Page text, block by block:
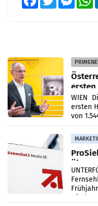
ersten
WIEN
ersten
von
einem
wieder